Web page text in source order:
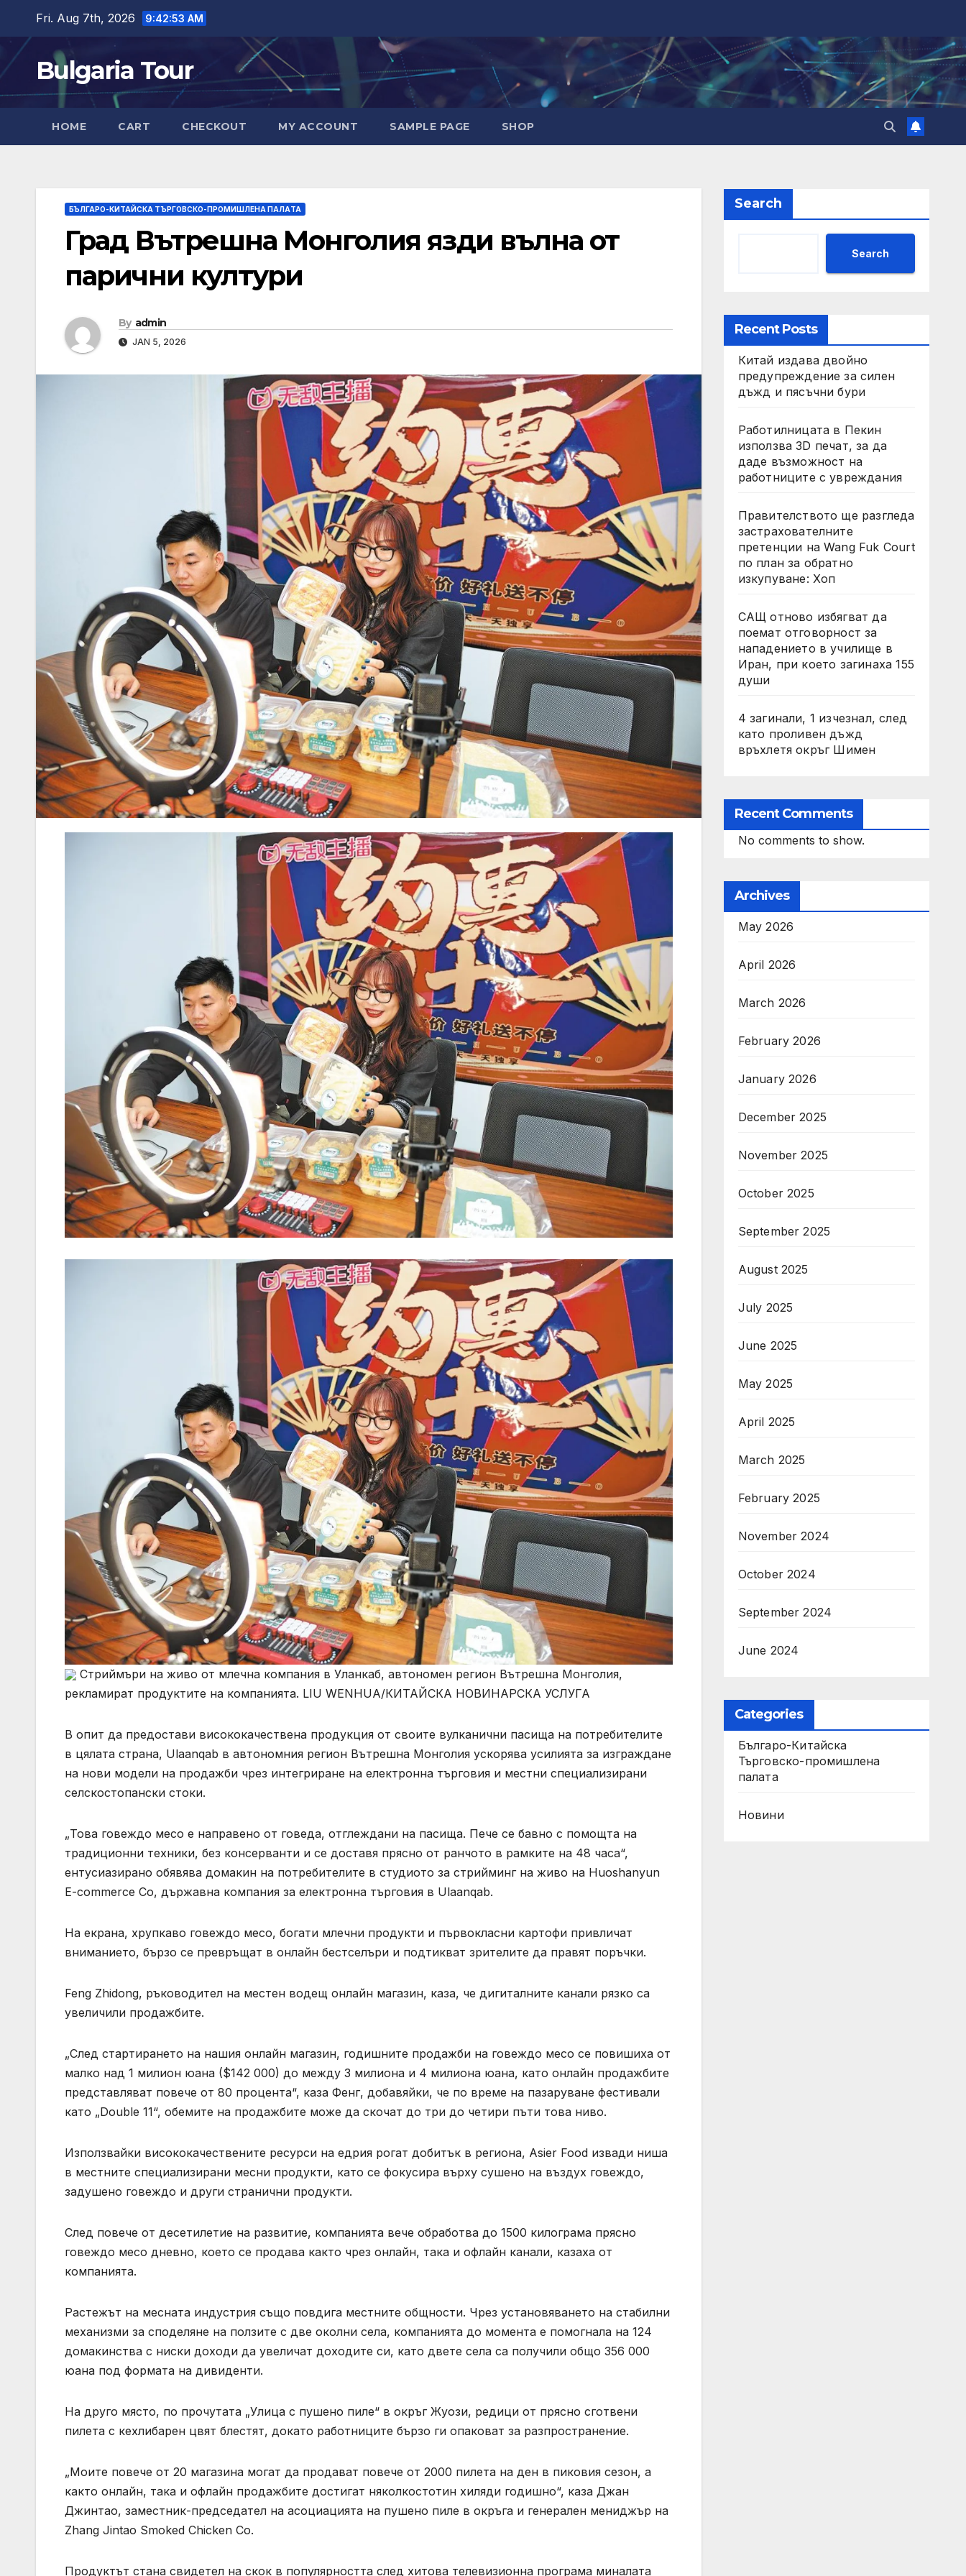
content
Fri. Aug 7th, 2026 9:42:55 AM
Bulgaria Tour
HOME CART CHECKOUT MY ACCOUNT SAMPLE PAGE SHOP
БЪЛГАРО-КИТАЙСКА ТЪРГОВСКО-ПРОМИШЛЕНА ПАЛAТА
Град Вътрешна Монголия язди вълна от
парични култури
By admin
JAN 5, 2026
Стриймъри на живо от млечна компания в Уланкаб, автономен регион Вътрешна Монголия,
рекламират продуктите на компанията. LIU WENHUA/КИТАЙСКА НОВИНАРСКА УСЛУГА
В опит да предостави висококачествена продукция от своите вулканични пасища на потребителите
в цялата страна, Ulaanqab в автономния регион Вътрешна Монголия ускорява усилията за изграждане
на нови модели на продажби чрез интегриране на електронна търговия и местни специализирани
селскостопански стоки.
„Това говеждо месо е направено от говеда, отглеждани на пасища. Пече се бавно с помощта на
традиционни техники, без консерванти и се доставя прясно от ранчото в рамките на 48 часа“,
ентусиазирано обявява домакин на потребителите в студиото за стрийминг на живо на Huoshanyun
E-commerce Co, държавна компания за електронна търговия в Ulaanqab.
На екрана, хрупкаво говеждо месо, богати млечни продукти и първокласни картофи привличат
вниманието, бързо се превръщат в онлайн бестселъри и подтикват зрителите да правят поръчки.
Feng Zhidong, ръководител на местен водещ онлайн магазин, каза, че дигиталните канали рязко са
увеличили продажбите.
„След стартирането на нашия онлайн магазин, годишните продажби на говеждо месо се повишиха от
малко над 1 милион юана ($142 000) до между 3 милиона и 4 милиона юана, като онлайн продажбите
представляват повече от 80 процента“, каза Фенг, добавяйки, че по време на пазаруване фестивали
като „Double 11“, обемите на продажбите може да скочат до три до четири пъти това ниво.
Използвайки висококачествените ресурси на едрия рогат добитък в региона, Asier Food извади ниша
в местните специализирани месни продукти, като се фокусира върху сушено на въздух говеждо,
задушено говеждо и други странични продукти.
След повече от десетилетие на развитие, компанията вече обработва до 1500 килограма прясно
говеждо месо дневно, което се продава както чрез онлайн, така и офлайн канали, казаха от
компанията.
Растежът на месната индустрия също повдига местните общности. Чрез установяването на стабилни
механизми за споделяне на ползите с две околни села, компанията до момента е помогнала на 124
домакинства с ниски доходи да увеличат доходите си, като двете села са получили общо 356 000
юана под формата на дивиденти.
На друго място, по прочутата „Улица с пушено пиле“ в окръг Жуози, редици от прясно сготвени
пилета с кехлибарен цвят блестят, докато работниците бързо ги опаковат за разпространение.
„Моите повече от 20 магазина могат да продават повече от 2000 пилета на ден в пиковия сезон, а
както онлайн, така и офлайн продажбите достигат няколкостотин хиляди годишно“, каза Джан
Джинтао, заместник-председател на асоциацията на пушено пиле в окръга и генерален мениджър на
Zhang Jintao Smoked Chicken Co.
Продуктът стана свидетел на скок в популярността след хитова телевизионна програма миналата
Search
Search
Recent Posts
Китай издава двойно
предупреждение за силен
дъжд и пясъчни бури
Работилницата в Пекин
използва 3D печат, за да
даде възможност на
работниците с увреждания
Правителството ще разгледа
застрахователните
претенции на Wang Fuk Court
по план за обратно
изкупуване: Хоп
САЩ отново избягват да
поемат отговорност за
нападението в училище в
Иран, при което загинаха 155
души
4 загинали, 1 изчезнал, след
като проливен дъжд
връхлетя окръг Шимен
Recent Comments
No comments to show.
Archives
May 2026
April 2026
March 2026
February 2026
January 2026
December 2025
November 2025
October 2025
September 2025
August 2025
July 2025
June 2025
May 2025
April 2025
March 2025
February 2025
November 2024
October 2024
September 2024
June 2024
Categories
Българо-Китайска
Търговско-промишлена
палaта
Новини